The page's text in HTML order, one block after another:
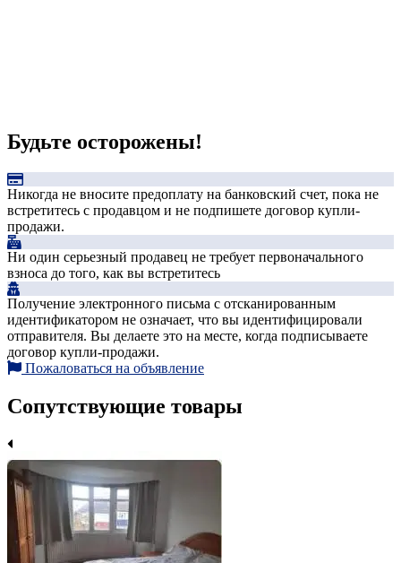
Будьте осторожены!
Никогда не вносите предоплату на банковский счет, пока не
встретитесь с продавцом и не подпишете договор купли-
продажи.
Ни один серьезный продавец не требует первоначального
взноса до того, как вы встретитесь
Получение электронного письма с отсканированным
идентификатором не означает, что вы идентифицировали
отправителя. Вы делаете это на месте, когда подписываете
договор купли-продажи.
Пожаловаться на объявление
Сопутствующие товары